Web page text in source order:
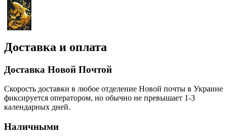
Доставка и оплата
Доставка Новой Почтой
Скорость доставки в любое отделение Новой почты в Украине
фиксируется оператором, но обычно не превышает 1-3
календарных дней.
Наличными